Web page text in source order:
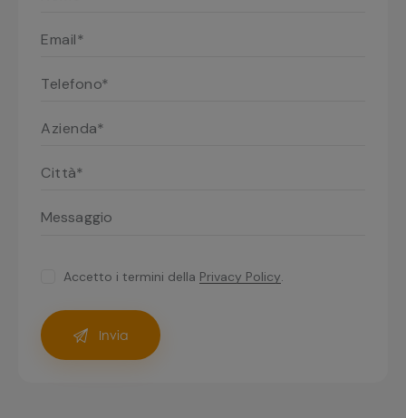
Accetto i termini della Privacy Policy.